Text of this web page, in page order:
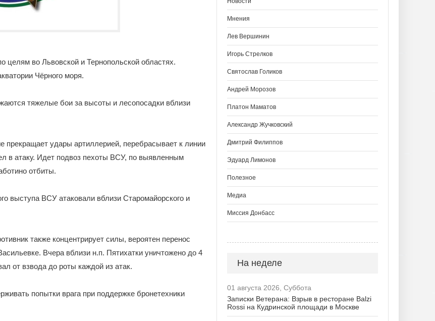
во Львовской и Тернопольской областях.
Чёрного моря.
тяжелые бои за высоты и лесопосадки вблизи
прекращает удары артиллерией, перебрасывает к линии
в атаку. Идет подвоз пехоты ВСУ, по выявленным
отбиты.
выступа ВСУ атаковали вблизи Старомайорского и
также концентрирует силы, вероятен перенос
Вчера вблизи н.п. Пятихатки уничтожено до 4
от взвода до роты каждой из атак.
попытки врага при поддержке бронетехники
Мнения
Лев Вершинин
Игорь Стрелков
Святослав Голиков
Андрей Морозов
Платон Маматов
Александр Жучковский
Дмитрий Филиппов
Эдуард Лимонов
Полезное
Медиа
Миссия Донбасс
На неделе
01 августа 2026, Суббота
Записки Ветерана: Взрыв в ресторане Balzi
Rossi на Кудринской площади в Москве